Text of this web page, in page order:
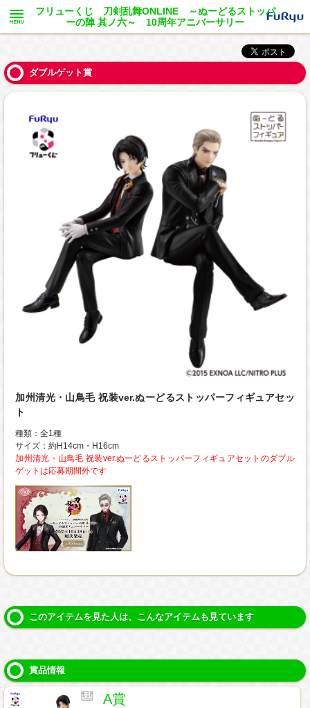
フリューくじ 刀剣乱舞ONLINE ～ぬーどるストッパ
ーの陣 其ノ六～ 10周年アニバーサリー
ダブルゲット賞
加州清光・山鳥毛 祝装ver.ぬーどるストッパーフィギュアセッ
ト
種類：全1種
サイズ：約H14cm・H16cm
加州清光・山鳥毛 祝装ver.ぬーどるストッパーフィギュアセットのダブル
ゲットは応募期間外です
このアイテムを見た人は、こんなアイテムも見ています
賞品情報
A賞